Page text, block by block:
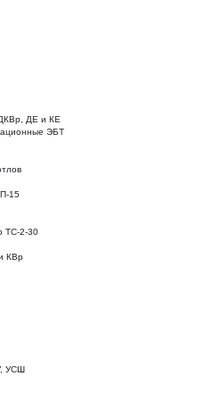
ДЕ и КЕ
ЭБТ
15
ТС-2-30
КВр
УСШ